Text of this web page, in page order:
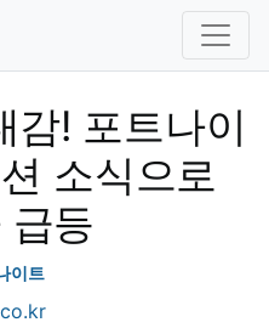
감! 포트나이
소식으로
급등
이트